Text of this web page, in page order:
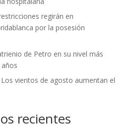
regirán en
por la posesión
de Petro en su nivel más
Los vientos de agosto aumentan el
recientes